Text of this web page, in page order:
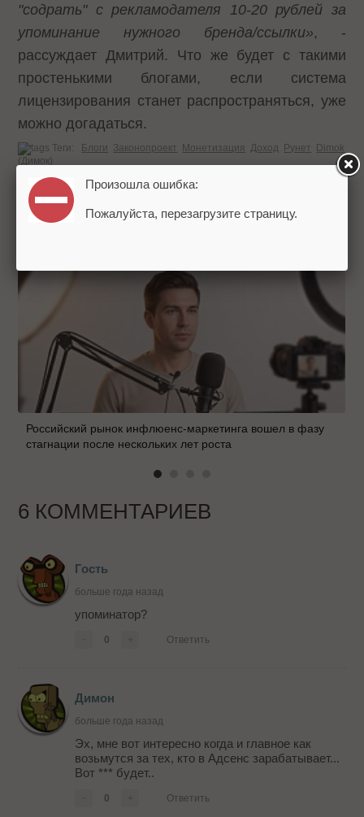
"содрать" с рекламодателя 10-20 рублей за
упоминание нужного бренда/ссылки», -
рассуждает Дмитрий. Что же будет с такими
простенькими блогами, если система
лицензирования станет распространяться, уже
можно догадаться.
Теги: Блоги Законопроект Монетизация Доход Рунет
Dimok
(Димок)
НОВОСТИ РЫНКА:
Российский рынок инфлюенс-маркетинга вошел в фазу
стагнации после нескольких лет роста
6 КОММЕНТАРИЕВ
Гость
больше года назад
упоминатор?
0 Ответить
Димон
больше года назад
Эх, мне вот интересно когда и главное как
возьмутся за тех, кто в Адсенс зарабатывает...
Вот *** будет..
0 Ответить
Произошла ошибка:
Пожалуйста, перезагрузите страницу.